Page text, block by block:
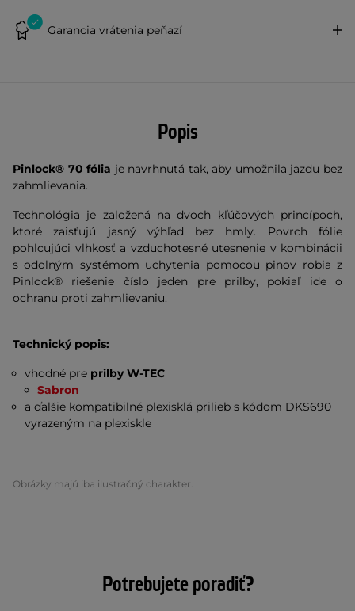
Garancia vrátenia peňazí
Popis
Pinlock® 70 fólia je navrhnutá tak, aby umožnila jazdu bez
zahmlievania.
Technológia je založená na dvoch kľúčových princípoch,
ktoré zaisťujú jasný výhľad bez hmly. Povrch fólie
pohlcujúci vlhkosť a vzduchotesné utesnenie v kombinácii
s odolným systémom uchytenia pomocou pinov robia z
Pinlock® riešenie číslo jeden pre prilby, pokiaľ ide o
ochranu proti zahmlievaniu.
Technický popis:
vhodné pre prilby W-TEC
Sabron
a ďalšie kompatibilné plexisklá prilieb s kódom DKS690
vyrazeným na plexiskle
Obrázky majú iba ilustračný charakter.
Potrebujete poradiť?